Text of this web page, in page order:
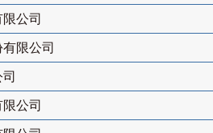
公司
限公司
公司